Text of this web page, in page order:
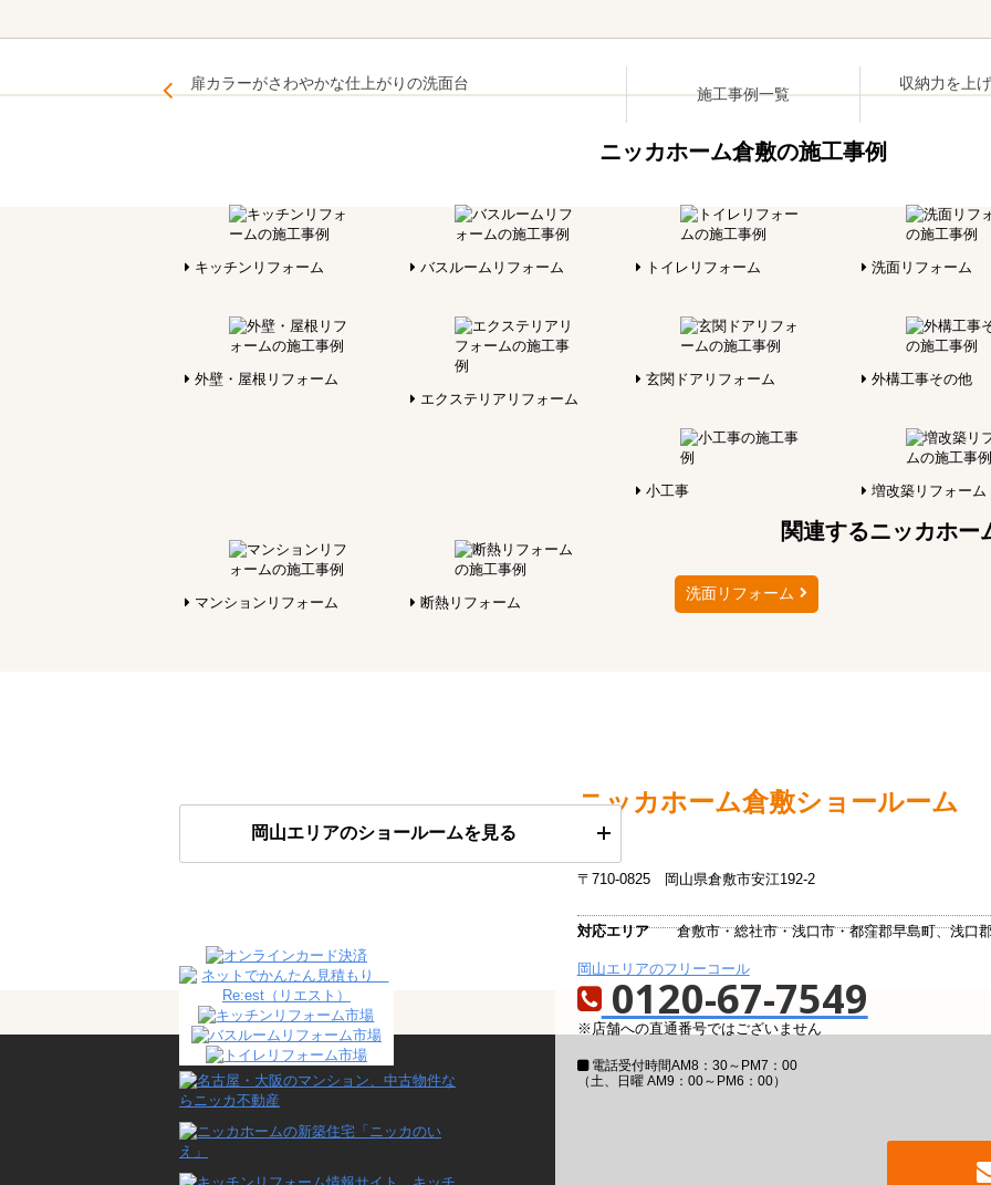
扉カラーがさわやかな仕上がりの洗面台 収納力を上
施工事例一覧
ニッカホーム倉敷の施工事例
キッチンリフォーム バスルームリフォーム トイレリフォーム 洗面リフォーム
外壁・屋根リフォーム
エクステリアリフォーム
玄関ドアリフォーム 外構工事その他
小工事 増改築リフォーム
マンションリフォーム 断熱リフォーム
関連するニッカホー
洗面リフォーム
ニッカホーム倉敷ショールーム
〒710-0825 岡山県倉敷市安江192-2
対応エリア 倉敷市・総社市・浅口市・都窪郡早島町、浅口
岡山エリアのフリーコール
0120-67-7549
※店舗への直通番号ではございません
電話受付時間AM8：30～PM7：00
（土、日曜 AM9：00～PM6：00）
岡山エリアのショールームを見る